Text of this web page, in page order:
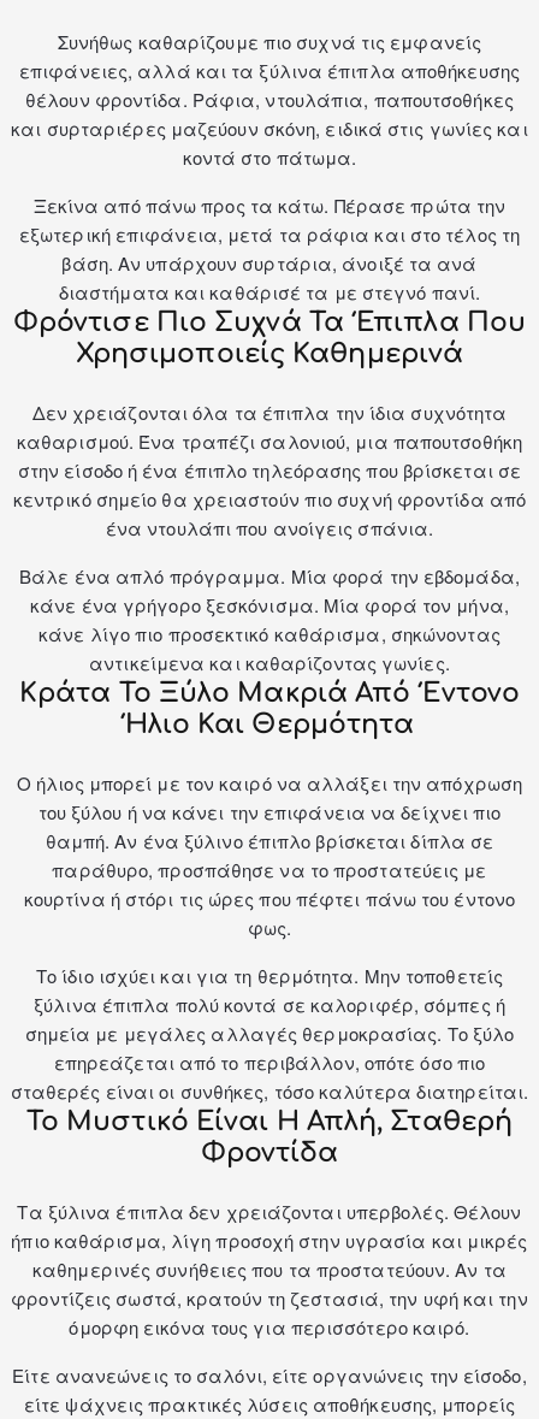
Συνήθως καθαρίζουμε πιο συχνά τις εμφανείς
επιφάνειες, αλλά και τα ξύλινα έπιπλα αποθήκευσης
θέλουν φροντίδα. Ράφια, ντουλάπια, παπουτσοθήκες
και συρταριέρες μαζεύουν σκόνη, ειδικά στις γωνίες και
κοντά στο πάτωμα.
Ξεκίνα από πάνω προς τα κάτω. Πέρασε πρώτα την
εξωτερική επιφάνεια, μετά τα ράφια και στο τέλος τη
βάση. Αν υπάρχουν συρτάρια, άνοιξέ τα ανά
διαστήματα και καθάρισέ τα με στεγνό πανί.
Φρόντισε Πιο Συχνά Τα Έπιπλα Που
Χρησιμοποιείς Καθημερινά
Δεν χρειάζονται όλα τα έπιπλα την ίδια συχνότητα
καθαρισμού. Ένα τραπέζι σαλονιού, μια παπουτσοθήκη
στην είσοδο ή ένα έπιπλο τηλεόρασης που βρίσκεται σε
κεντρικό σημείο θα χρειαστούν πιο συχνή φροντίδα από
ένα ντουλάπι που ανοίγεις σπάνια.
Βάλε ένα απλό πρόγραμμα. Μία φορά την εβδομάδα,
κάνε ένα γρήγορο ξεσκόνισμα. Μία φορά τον μήνα,
κάνε λίγο πιο προσεκτικό καθάρισμα, σηκώνοντας
αντικείμενα και καθαρίζοντας γωνίες.
Κράτα Το Ξύλο Μακριά Από Έντονο
Ήλιο Και Θερμότητα
Ο ήλιος μπορεί με τον καιρό να αλλάξει την απόχρωση
του ξύλου ή να κάνει την επιφάνεια να δείχνει πιο
θαμπή. Αν ένα ξύλινο έπιπλο βρίσκεται δίπλα σε
παράθυρο, προσπάθησε να το προστατεύεις με
κουρτίνα ή στόρι τις ώρες που πέφτει πάνω του έντονο
φως.
Το ίδιο ισχύει και για τη θερμότητα. Μην τοποθετείς
ξύλινα έπιπλα πολύ κοντά σε καλοριφέρ, σόμπες ή
σημεία με μεγάλες αλλαγές θερμοκρασίας. Το ξύλο
επηρεάζεται από το περιβάλλον, οπότε όσο πιο
σταθερές είναι οι συνθήκες, τόσο καλύτερα διατηρείται.
Το Μυστικό Είναι Η Απλή, Σταθερή
Φροντίδα
Τα ξύλινα έπιπλα δεν χρειάζονται υπερβολές. Θέλουν
ήπιο καθάρισμα, λίγη προσοχή στην υγρασία και μικρές
καθημερινές συνήθειες που τα προστατεύουν. Αν τα
φροντίζεις σωστά, κρατούν τη ζεστασιά, την υφή και την
όμορφη εικόνα τους για περισσότερο καιρό.
Είτε ανανεώνεις το σαλόνι, είτε οργανώνεις την είσοδο,
είτε ψάχνεις πρακτικές λύσεις αποθήκευσης, μπορείς